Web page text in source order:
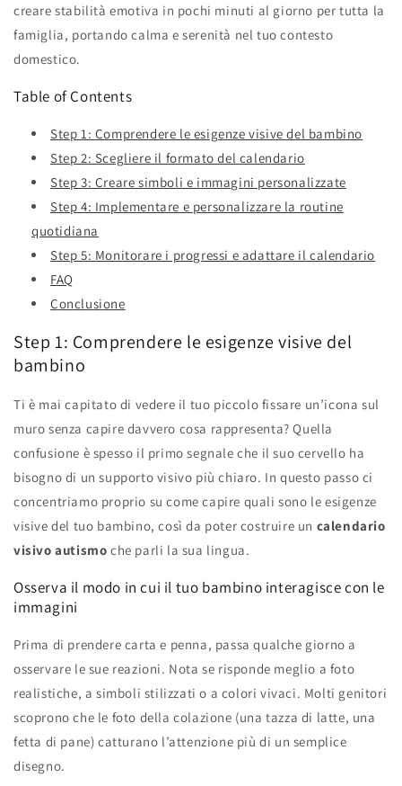
creare stabilità emotiva in pochi minuti al giorno per tutta la
famiglia, portando calma e serenità nel tuo contesto
domestico.
Table of Contents
Step 1: Comprendere le esigenze visive del bambino
Step 2: Scegliere il formato del calendario
Step 3: Creare simboli e immagini personalizzate
Step 4: Implementare e personalizzare la routine
quotidiana
Step 5: Monitorare i progressi e adattare il calendario
FAQ
Conclusione
Step 1: Comprendere le esigenze visive del
bambino
Ti è mai capitato di vedere il tuo piccolo fissare un’icona sul
muro senza capire davvero cosa rappresenta? Quella
confusione è spesso il primo segnale che il suo cervello ha
bisogno di un supporto visivo più chiaro. In questo passo ci
concentriamo proprio su come capire quali sono le esigenze
visive del tuo bambino, così da poter costruire un calendario
visivo autismo che parli la sua lingua.
Osserva il modo in cui il tuo bambino interagisce con le
immagini
Prima di prendere carta e penna, passa qualche giorno a
osservare le sue reazioni. Nota se risponde meglio a foto
realistiche, a simboli stilizzati o a colori vivaci. Molti genitori
scoprono che le foto della colazione (una tazza di latte, una
fetta di pane) catturano l’attenzione più di un semplice
disegno.